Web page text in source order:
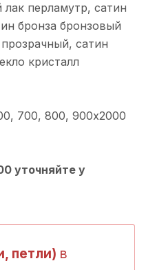
перламутр, cатин
бронза бронзовый
cатин
кристалл
700, 800, 900х2000
уточняйте у
петли) в